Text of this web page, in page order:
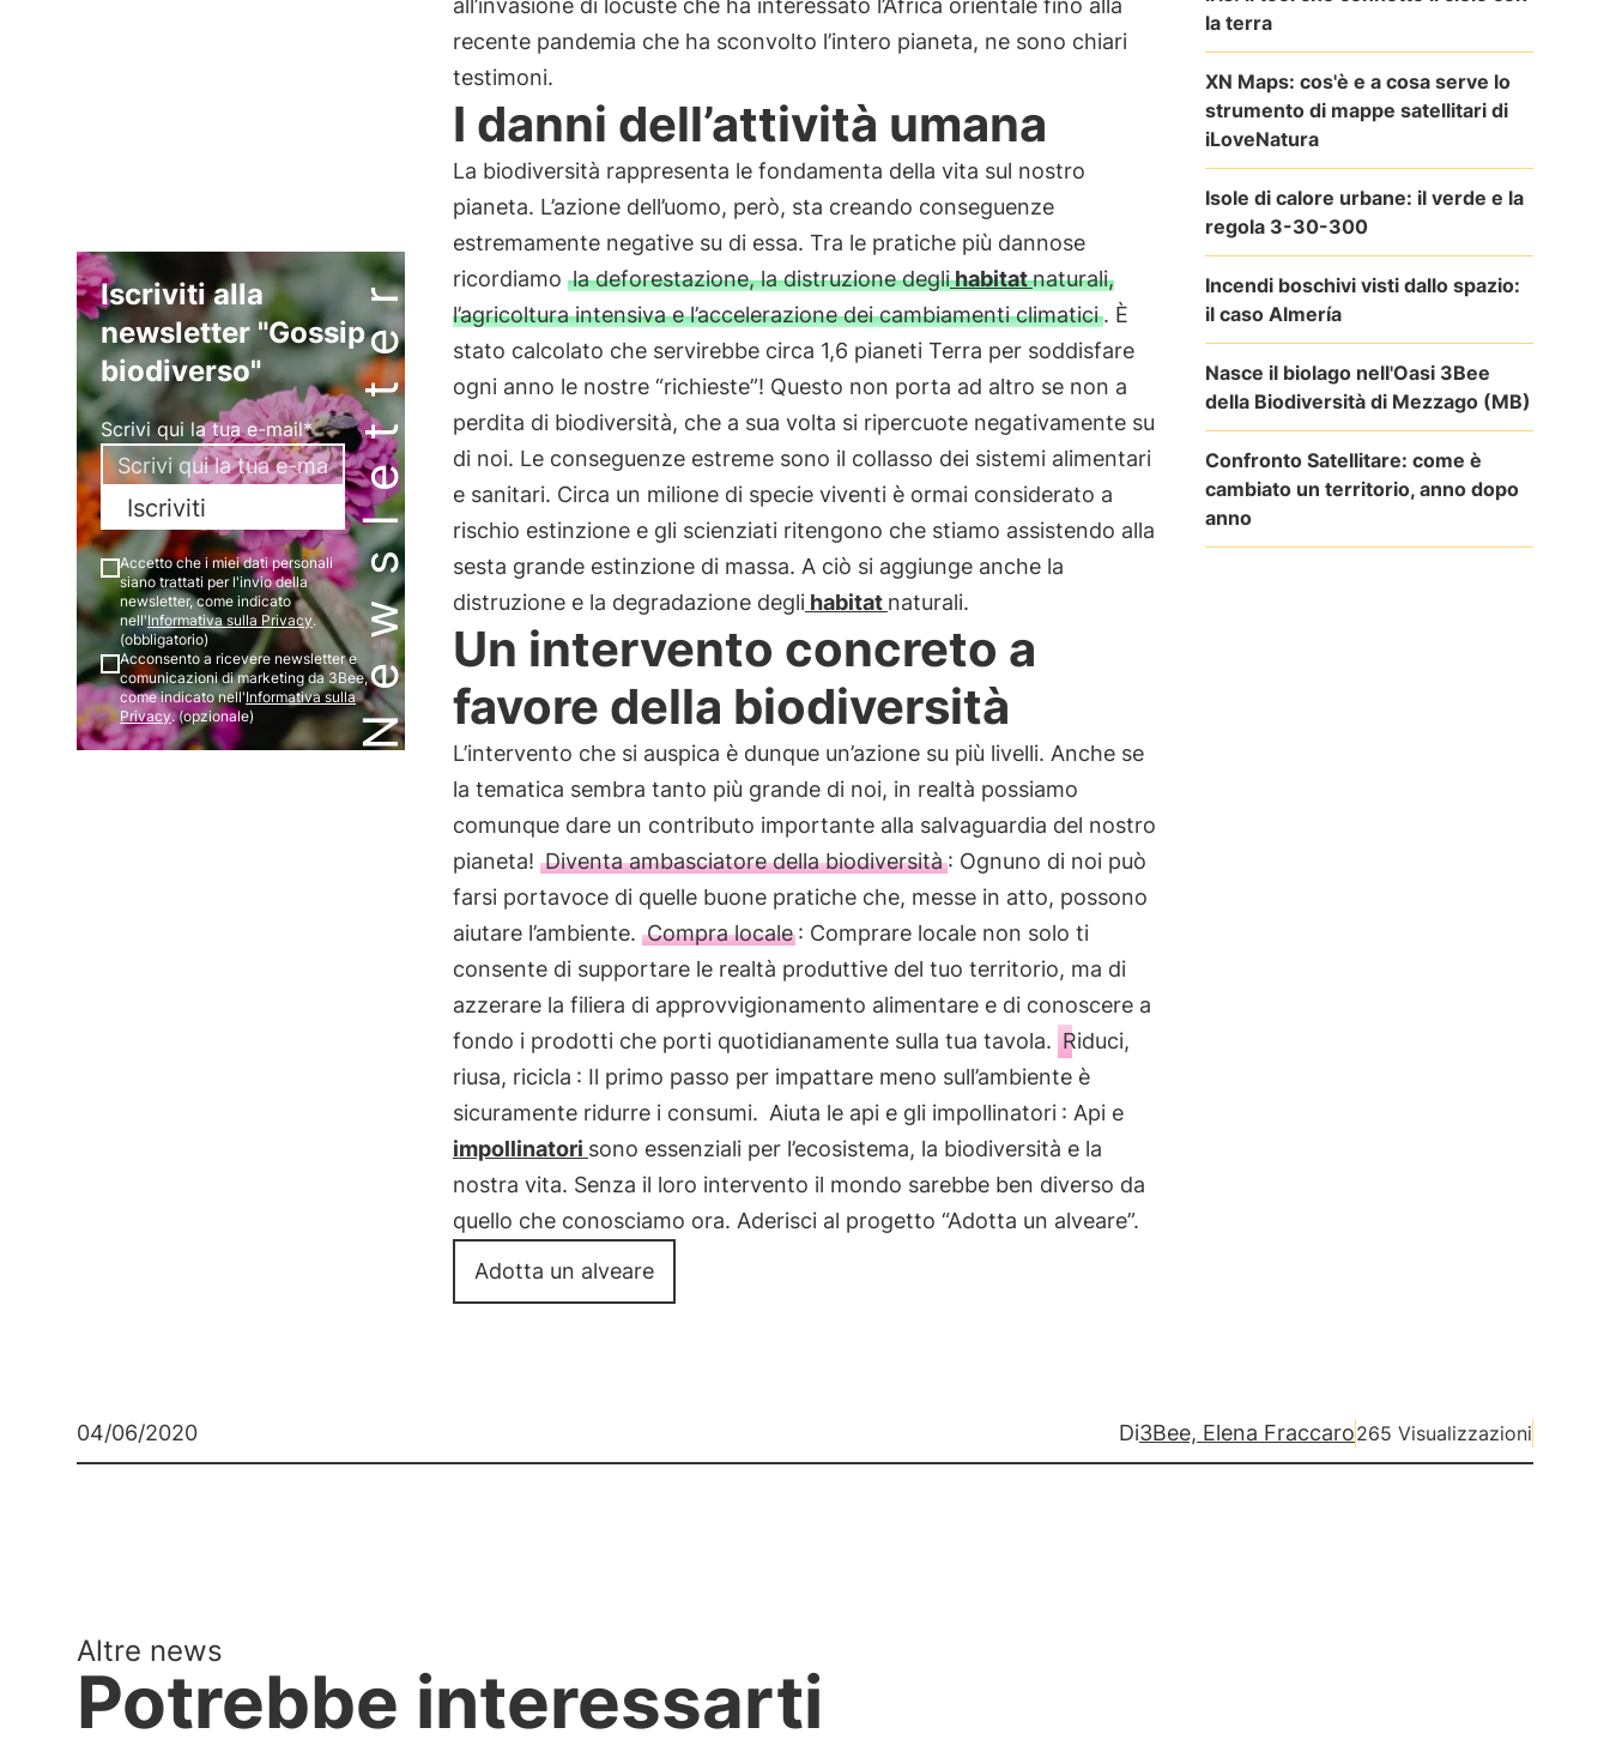
Newsletter
Iscriviti alla
newsletter "Gossip
biodiverso"
Scrivi qui la tua e-mail*
Iscriviti
Accetto che i miei dati personali
siano trattati per l'invio della
newsletter, come indicato
nell'Informativa sulla Privacy.
(obbligatorio)
Acconsento a ricevere newsletter e
comunicazioni di marketing da 3Bee,
come indicato nell'Informativa sulla
Privacy. (opzionale)
all’invasione di locuste che ha interessato l’Africa orientale fino alla
recente pandemia che ha sconvolto l’intero pianeta, ne sono chiari
testimoni.
I danni dell’attività umana
La biodiversità rappresenta le fondamenta della vita sul nostro
pianeta. L’azione dell’uomo, però, sta creando conseguenze
estremamente negative su di essa. Tra le pratiche più dannose
ricordiamo la deforestazione, la distruzione deglihabitatnaturali,
l’agricoltura intensiva e l’accelerazione dei cambiamenti climatici. È
stato calcolato che servirebbe circa 1,6 pianeti Terra per soddisfare
ogni anno le nostre “richieste”! Questo non porta ad altro se non a
perdita di biodiversità, che a sua volta si ripercuote negativamente su
di noi. Le conseguenze estreme sono il collasso dei sistemi alimentari
e sanitari. Circa un milione di specie viventi è ormai considerato a
rischio estinzione e gli scienziati ritengono che stiamo assistendo alla
sesta grande estinzione di massa. A ciò si aggiunge anche la
distruzione e la degradazione deglihabitat naturali.
Un intervento concreto a
favore della biodiversità
L’intervento che si auspica è dunque un’azione su più livelli. Anche se
la tematica sembra tanto più grande di noi, in realtà possiamo
comunque dare un contributo importante alla salvaguardia del nostro
pianeta! Diventa ambasciatore della biodiversità: Ognuno di noi può
farsi portavoce di quelle buone pratiche che, messe in atto, possono
aiutare l’ambiente. Compra locale : Comprare locale non solo ti
consente di supportare le realtà produttive del tuo territorio, ma di
azzerare la filiera di approvvigionamento alimentare e di conoscere a
fondo i prodotti che porti quotidianamente sulla tua tavola. Riduci,
riusa, ricicla : Il primo passo per impattare meno sull’ambiente è
sicuramente ridurre i consumi. Aiuta le api e gli impollinatori : Api e
impollinatori sono essenziali per l’ecosistema, la biodiversità e la
nostra vita. Senza il loro intervento il mondo sarebbe ben diverso da
quello che conosciamo ora. Aderisci al progetto “Adotta un alveare”.
Adotta un alveare
la terra
XN Maps: cos'è e a cosa serve lo
strumento di mappe satellitari di
iLoveNatura
Isole di calore urbane: il verde e la
regola 3-30-300
Incendi boschivi visti dallo spazio:
il caso Almería
Nasce il biolago nell'Oasi 3Bee
della Biodiversità di Mezzago (MB)
Confronto Satellitare: come è
cambiato un territorio, anno dopo
anno
04/06/2020 Di3Bee, Elena Fraccaro265 Visualizzazioni
Altre news
Potrebbe interessarti